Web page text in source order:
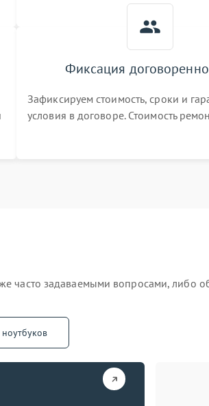
Фиксация
Зафиксируем стоимость, сроки и
условия в договоре. Стоимость
задаваемыми вопросами, либо